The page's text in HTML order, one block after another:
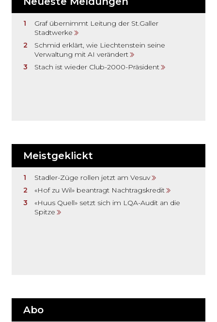
Graf übernimmt Leitung der St.Galler
Stadtwerke
Schmid erklärt, wie Liechtenstein seine
Verwaltung mit AI verändert
Stach ist wieder Club-2000-Präsident
Meistgeklickt
Stadler-Züge rollen jetzt am Vesuv
«Hof zu Wil» beantragt Nachtragskredit
«Huus Quell» setzt sich im LQA-Audit an die
Spitze
Abo